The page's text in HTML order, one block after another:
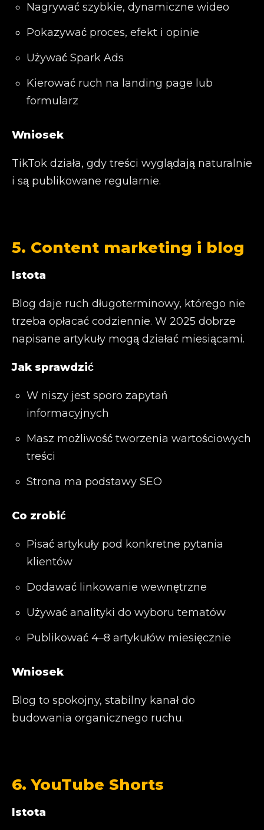
Nagrywać szybkie, dynamiczne wideo
Pokazywać proces, efekt i opinie
Używać Spark Ads
Kierować ruch na landing page lub
formularz
Wniosek
TikTok działa, gdy treści wyglądają naturalnie
i są publikowane regularnie.
5. Content marketing i blog
Istota
Blog daje ruch długoterminowy, którego nie
trzeba opłacać codziennie. W 2025 dobrze
napisane artykuły mogą działać miesiącami.
Jak sprawdzić
W niszy jest sporo zapytań
informacyjnych
Masz możliwość tworzenia wartościowych
treści
Strona ma podstawy SEO
Co zrobić
Pisać artykuły pod konkretne pytania
klientów
Dodawać linkowanie wewnętrzne
Używać analityki do wyboru tematów
Publikować 4–8 artykułów miesięcznie
Wniosek
Blog to spokojny, stabilny kanał do
budowania organicznego ruchu.
6. YouTube Shorts
Istota